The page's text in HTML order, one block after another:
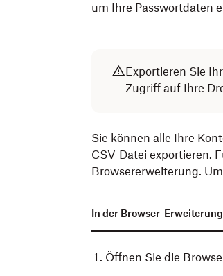
um Ihre Passwortdaten
Exportieren Sie
Zugriff auf Ihre
Sie können alle Ihre
CSV-Datei exportieren.
Browsererweiterung.
In der Browser-Erweiterung
Öffnen Sie die